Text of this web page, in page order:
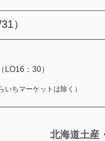
）
：30）
ちマーケットは除く）
北海道土産